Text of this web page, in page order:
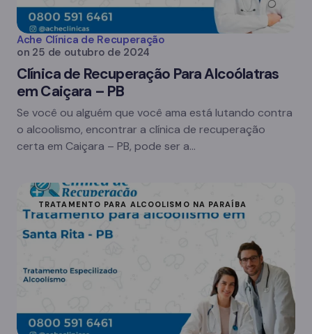
Ache Clínica de Recuperação
on 25 de outubro de 2024
Clínica de Recuperação Para Alcoólatras
em Caiçara – PB
Se você ou alguém que você ama está lutando contra
o alcoolismo, encontrar a clínica de recuperação
certa em Caiçara – PB, pode ser a…
TRATAMENTO PARA ALCOOLISMO NA PARAÍBA